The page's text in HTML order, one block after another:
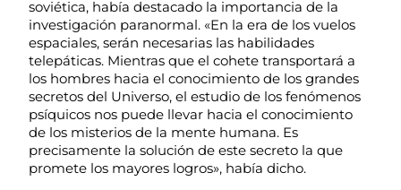
soviética, había destacado la importancia de la
investigación paranormal. «En la era de los vuelos
espaciales, serán necesarias las habilidades
telepáticas. Mientras que el cohete transportará a
los hombres hacia el conocimiento de los grandes
secretos del Universo, el estudio de los fenómenos
psíquicos nos puede llevar hacia el conocimiento
de los misterios de la mente humana. Es
precisamente la solución de este secreto la que
promete los mayores logros», había dicho.